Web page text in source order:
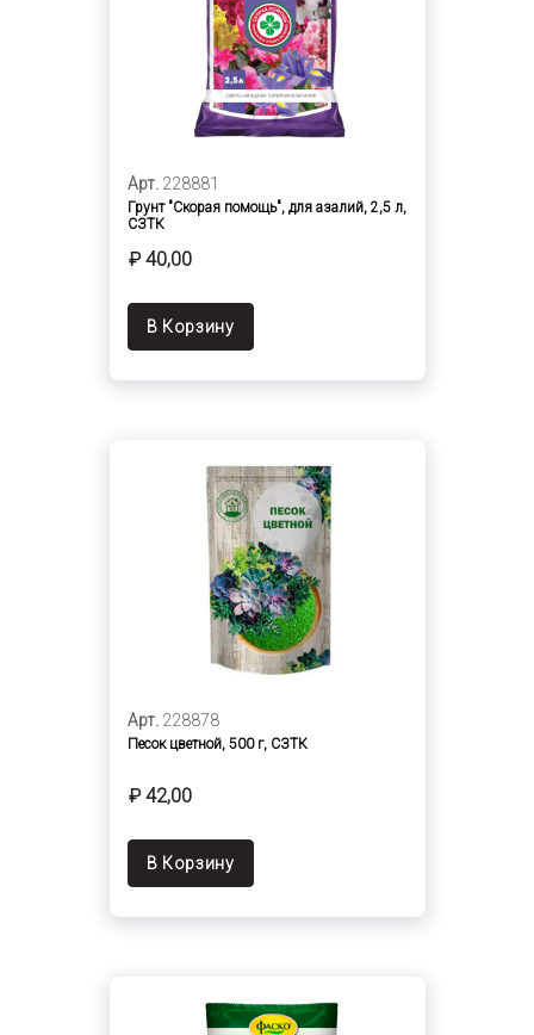
Арт. 228881
Грунт "Скорая помощь", для азалий, 2,5 л,
СЗТК
₽ 40,00
В Корзину
Арт. 228878
Песок цветной, 500 г, СЗТК
₽ 42,00
В Корзину